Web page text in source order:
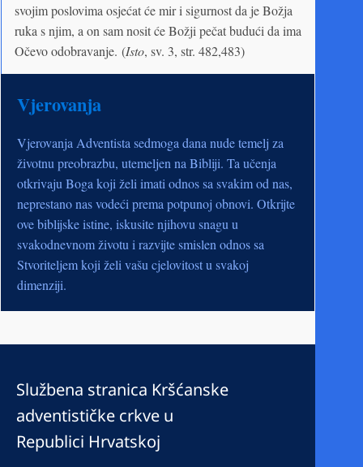
svojim poslovima osjećat će mir i sigurnost da je Božja
ruka s njim, a on sam nosit će Božji pečat budući da ima
Očevo odobravanje. (Isto, sv. 3, str. 482,483)
Vjerovanja
Vjerovanja Adventista sedmoga dana nude temelj za
životnu preobrazbu, utemeljen na Bibliji. Ta učenja
otkrivaju Boga koji želi imati odnos sa svakim od nas,
neprestano nas vodeći prema potpunoj obnovi. Otkrijte
ove biblijske istine, iskusite njihovu snagu u
svakodnevnom životu i razvijte smislen odnos sa
Stvoriteljem koji želi vašu cjelovitost u svakoj
dimenziji.
Službena stranica Kršćanske
adventističke crkve u
Republici Hrvatskoj